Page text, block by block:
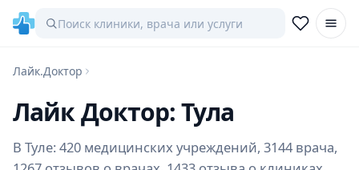
Лайк.Доктор
Лайк Доктор: Тула
В Туле: 420 медицинских учреждений, 3144 врача,